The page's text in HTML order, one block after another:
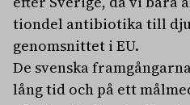
tiondel antibiotika till
genomsnittet i EU.
De svenska
lång tid och på ett